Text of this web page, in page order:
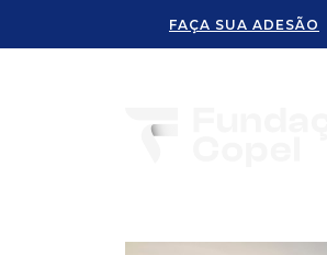
FAÇA SUA ADESÃO